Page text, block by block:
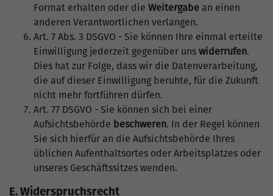
Format erhalten oder die Weitergabe an einen
anderen Verantwortlichen verlangen.
Art. 7 Abs. 3 DSGVO - Sie können Ihre einmal erteilte
Einwilligung jederzeit gegenüber uns widerrufen.
Dies hat zur Folge, dass wir die Datenverarbeitung,
die auf dieser Einwilligung beruhte, für die Zukunft
nicht mehr fortführen dürfen.
Art. 77 DSGVO - Sie können sich bei einer
Aufsichtsbehörde beschweren. In der Regel können
Sie sich hierfür an die Aufsichtsbehörde Ihres
üblichen Aufenthaltsortes oder Arbeitsplatzes oder
unseres Geschäftssitzes wenden.
E. Widerspruchsrecht